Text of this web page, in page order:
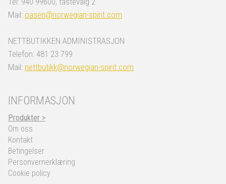
Mail: oasen@norwegian-spirit.com
NETTBUTIKKEN ADMINISTRASJON
Telefon: 481 23 799
Mail: nettbutikk@norwegian-spirit.com
INFORMASJON
Produkter >
Om oss
Kontakt
Betingelser
Personvernerklæring
Cookie policy